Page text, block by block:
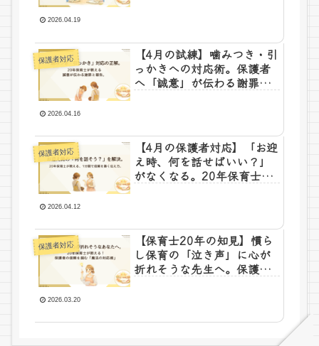
2026.04.19
保護者対応
【4月の試練】噛みつき・引
っかきへの対応術。保護者
へ「誠意」が伝わる謝罪と
2026.04.16
保護者対応
【4月の保護者対応】「お迎
え時、何を話せばいい？」
がなくなる。20年保育士が
2026.04.12
保護者対応
【保育士20年の知見】慣ら
し保育の「泣き声」に心が
折れそうな先生へ。保護者
2026.03.20